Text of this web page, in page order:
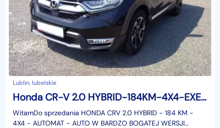
Lublin, lubelskie
Honda CR-V 2.0 HYBRID-184KM-4X4-EXECUTIVE-PANORAMA-SKÓRA-NAVI-RZUTNIK-KAMERA !!!
WitamDo sprzedania HONDA CRV 2.0 HYBRID - 184 KM -
4X4 - AUTOMAT - AUTO W BARDZO BOGATEJ WERSJI